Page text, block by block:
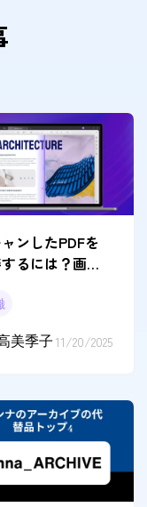
ンしたPDFを
るには？画質
の方法
美季子 11/20/2025